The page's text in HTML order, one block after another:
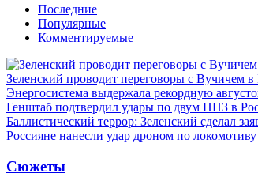
Последние
Популярные
Комментируемые
Зеленский проводит переговоры с Вучичем в
Энергосистема выдержала рекордную
Генштаб подтвердил удары по двум НПЗ в
Баллистический террор: Зеленский сделал
Россияне нанесли удар дроном по
Сюжеты